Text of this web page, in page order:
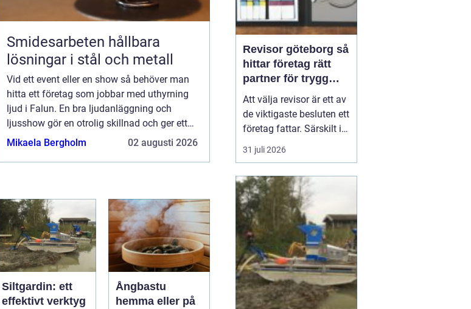
Smidesarbeten hållbara
lösningar i stål och metall
Vid ett event eller en show så behöver man
hitta ett företag som jobbar med uthyrning
ljud i Falun. En bra ljudanläggning och
ljusshow gör en otrolig skillnad och ger ett
professionellt intryck. Oavsett om det
Mikaela Bergholm 02 augusti 2026
Siltgardin: ett
effektivt verktyg
Ångbastu
hemma eller på
Revisor göteborg så
hittar företag rätt
partner för trygg
tillväxt
Att välja revisor är ett av
de viktigaste besluten ett
företag fattar. Särskilt i
en företagsintensiv stad
som Göteborg, där allt
bolag till internationella
koncerner verkar sida vid
sida. En bra revisor gör
mer än att granska s...
31 juli 2026